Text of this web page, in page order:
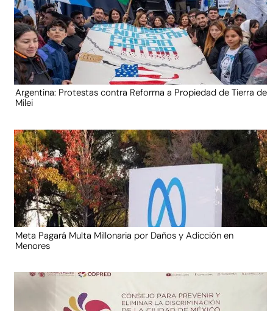
Argentina: Protestas contra Reforma a Propiedad de Tierra de
Milei
Meta Pagará Multa Millonaria por Daños y Adicción en
Menores